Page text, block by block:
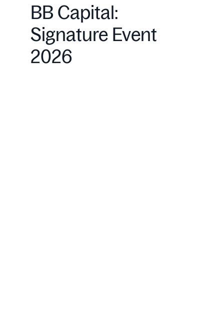
BB Capital:
Signature Event
2026